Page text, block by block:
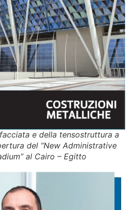
e della tensostruttura a
del “New Administrative
al Cairo – Egitto